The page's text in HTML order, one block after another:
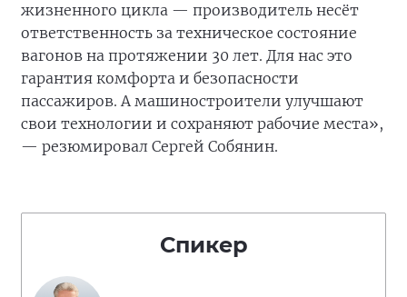
жизненного цикла — производитель несёт
ответственность за техническое состояние
вагонов на протяжении 30 лет. Для нас это
гарантия комфорта и безопасности
пассажиров. А машиностроители улучшают
свои технологии и сохраняют рабочие места»,
— резюмировал Сергей Собянин.
Спикер